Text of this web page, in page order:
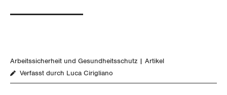
Arbeitsrechte
Arbeitssicherheit und Gesundheitsschutz
Artikel
Verfasst durch Luca Cirigliano